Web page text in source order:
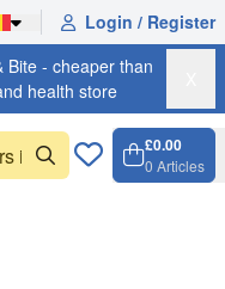
Login / Register
Bite - cheaper than
health store
£0.00
0 Articles